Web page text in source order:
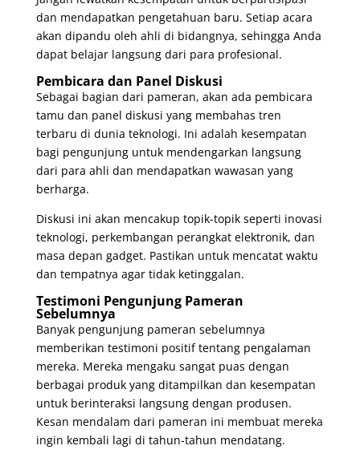
dan mendapatkan pengetahuan baru. Setiap acara
akan dipandu oleh ahli di bidangnya, sehingga Anda
dapat belajar langsung dari para profesional.
Pembicara dan Panel Diskusi
Sebagai bagian dari pameran, akan ada pembicara
tamu dan panel diskusi yang membahas tren
terbaru di dunia teknologi. Ini adalah kesempatan
bagi pengunjung untuk mendengarkan langsung
dari para ahli dan mendapatkan wawasan yang
berharga.
Diskusi ini akan mencakup topik-topik seperti inovasi
teknologi, perkembangan perangkat elektronik, dan
masa depan gadget. Pastikan untuk mencatat waktu
dan tempatnya agar tidak ketinggalan.
Testimoni Pengunjung Pameran
Sebelumnya
Banyak pengunjung pameran sebelumnya
memberikan testimoni positif tentang pengalaman
mereka. Mereka mengaku sangat puas dengan
berbagai produk yang ditampilkan dan kesempatan
untuk berinteraksi langsung dengan produsen.
Kesan mendalam dari pameran ini membuat mereka
ingin kembali lagi di tahun-tahun mendatang.